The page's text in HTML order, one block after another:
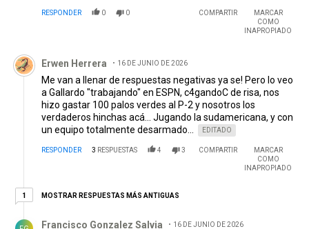
RESPONDER 0 0 COMPARTIR
MARCAR
COMO
INAPROPIADO
Comentario de Erwen Herrera.
Erwen Herrera 16 DE JUNIO DE 2026
Me van a llenar de respuestas negativas ya se! Pero lo veo
a Gallardo "trabajando" en ESPN, c4gandoC de risa, nos
hizo gastar 100 palos verdes al P-2 y nosotros los
verdaderos hinchas acá... Jugando la sudamericana, y con
un equipo totalmente desarmado...
EDITADO
RESPONDER 3 RESPUESTAS 4 3 COMPARTIR
MARCAR
COMO
INAPROPIADO
11 respuesta más antiguas
MOSTRAR RESPUESTAS MÁS ANTIGUAS
Francisco Gonzalez Salvia 16 DE JUNIO DE 2026